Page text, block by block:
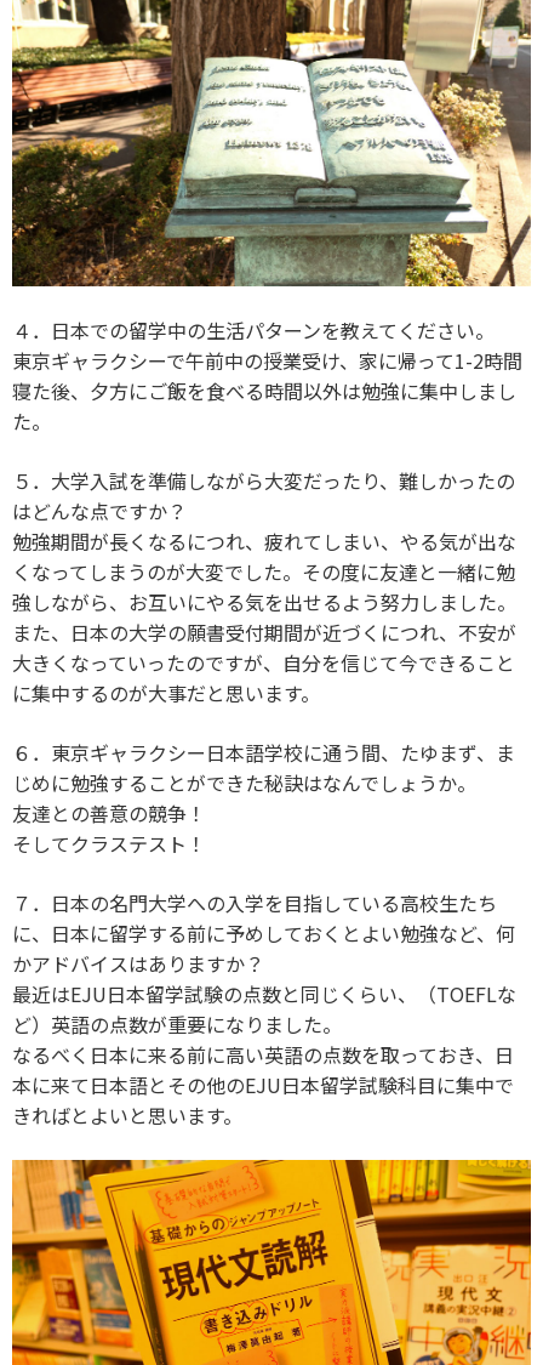
４．日本での留学中の生活パターンを教えてください。
東京ギャラクシーで午前中の授業受け、家に帰って1-2時間
寝た後、夕方にご飯を食べる時間以外は勉強に集中しまし
た。
５．大学入試を準備しながら大変だったり、難しかったの
はどんな点ですか？
勉強期間が長くなるにつれ、疲れてしまい、やる気が出な
くなってしまうのが大変でした。その度に友達と一緒に勉
強しながら、お互いにやる気を出せるよう努力しました。
また、日本の大学の願書受付期間が近づくにつれ、不安が
大きくなっていったのですが、自分を信じて今できること
に集中するのが大事だと思います。
６．東京ギャラクシー日本語学校に通う間、たゆまず、ま
じめに勉強することができた秘訣はなんでしょうか。
友達との善意の競争！
そしてクラステスト！
７．日本の名門大学への入学を目指している高校生たち
に、日本に留学する前に予めしておくとよい勉強など、何
かアドバイスはありますか？
最近はEJU日本留学試験の点数と同じくらい、（TOEFLな
ど）英語の点数が重要になりました。
なるべく日本に来る前に高い英語の点数を取っておき、日
本に来て日本語とその他のEJU日本留学試験科目に集中で
きればとよいと思います。